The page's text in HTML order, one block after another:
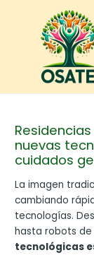
nuevas
cuidados
La imagen
cambiando
tecnologías.
hasta robots de
tecnológicas
navigation